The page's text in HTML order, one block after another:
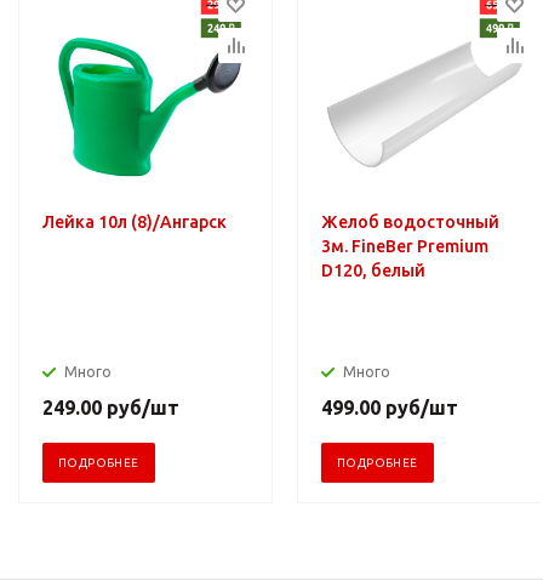
Лейка 10л (8)/Ангарск
Много
249.00 руб/шт
ПОДРОБНЕЕ
Желоб водосточный
3м. FineBer Premium
D120, белый
Много
499.00 руб/шт
ПОДРОБНЕЕ